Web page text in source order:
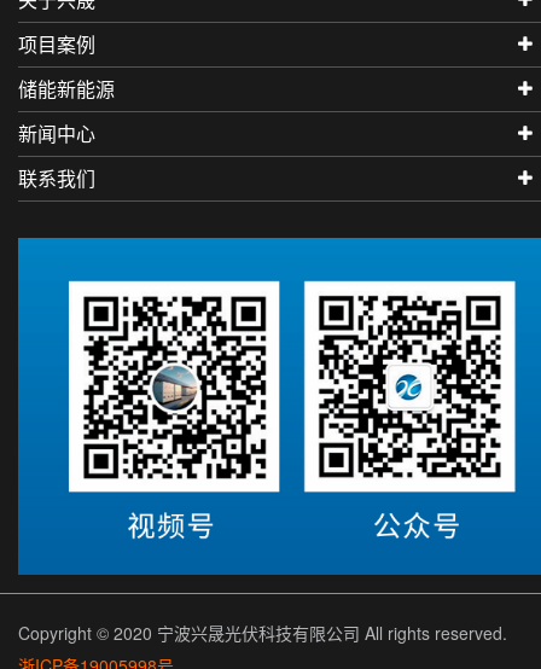
项目案例
储能新能源
新闻中心
联系我们
Copyright © 2020 宁波兴晟光伏科技有限公司 All rights reserved.